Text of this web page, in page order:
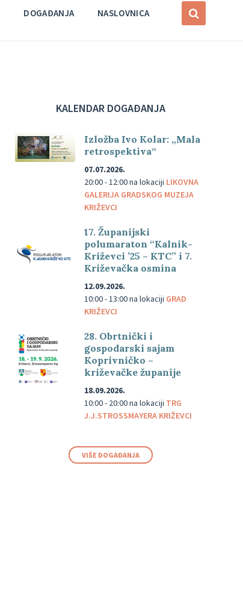
DOGAĐANJA NASLOVNICA
KALENDAR DOGAĐANJA
Izložba Ivo Kolar: „Mala
retrospektiva“
07.07.2026.
20:00 - 12:00na lokaciji LIKOVNA
GALERIJA GRADSKOG MUZEJA
KRIŽEVCI
17. Županijski
polumaraton “Kalnik-
Križevci ’25 – KTC” i 7.
Križevačka osmina
12.09.2026.
10:00 - 13:00na lokaciji GRAD
KRIŽEVCI
28. Obrtnički i
gospodarski sajam
Koprivničko –
križevačke županije
18.09.2026.
10:00 - 20:00na lokaciji TRG
J.J.STROSSMAYERA KRIŽEVCI
VIŠE DOGAĐANJA